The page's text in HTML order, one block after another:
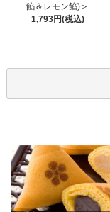
餡＆レモン餡)＞
1,793円(税込)